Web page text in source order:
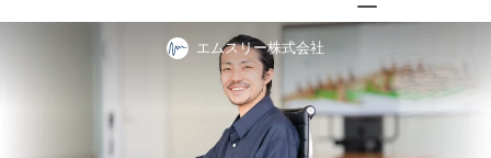
エムスリー株式会社